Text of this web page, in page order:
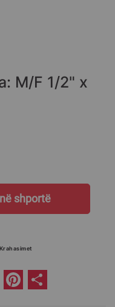
M/F 1/2" x
shportë
Messenger
Pinterest